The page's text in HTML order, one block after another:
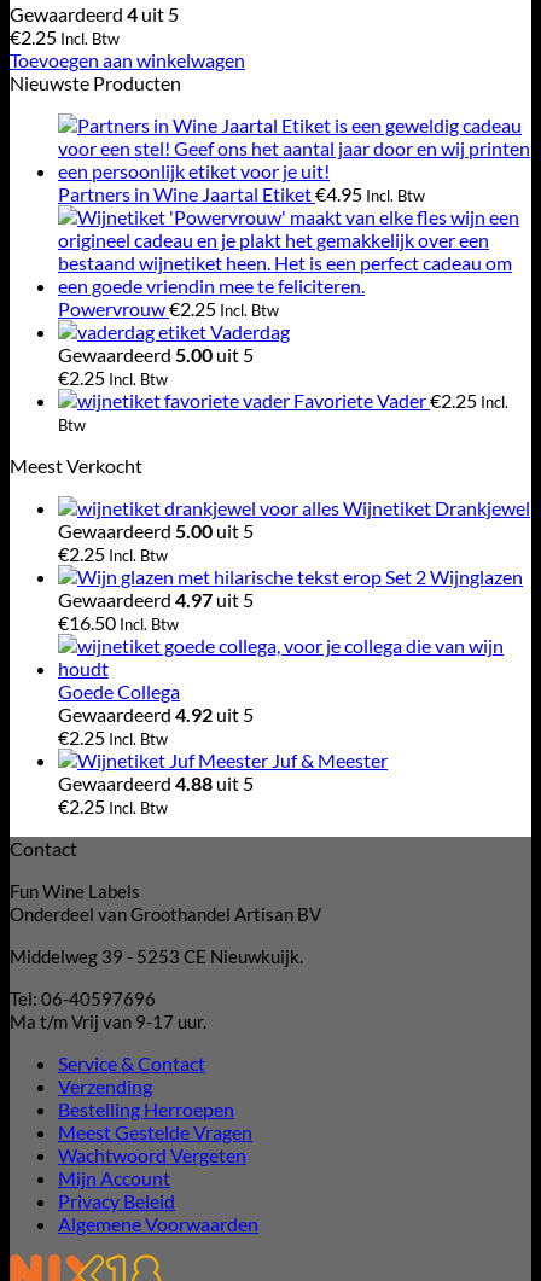
Gewaardeerd 4 uit 5
€2.25 Incl. Btw
Toevoegen aan winkelwagen
Nieuwste Producten
Partners in Wine Jaartal Etiket€4.95 Incl. Btw
Powervrouw€2.25 Incl. Btw
Vaderdag
Gewaardeerd 5.00 uit 5
€2.25 Incl. Btw
Favoriete Vader€2.25 Incl.
Btw
Meest Verkocht
Wijnetiket Drankjewel
Gewaardeerd 5.00 uit 5
€2.25 Incl. Btw
Set 2 Wijnglazen
Gewaardeerd 4.97 uit 5
€16.50 Incl. Btw
Goede Collega
Gewaardeerd 4.92 uit 5
€2.25 Incl. Btw
Juf & Meester
Gewaardeerd 4.88 uit 5
€2.25 Incl. Btw
Contact
Fun Wine Labels
Onderdeel van Groothandel Artisan BV
Middelweg 39 - 5253 CE Nieuwkuijk.
Tel: 06-40597696
Ma t/m Vrij van 9-17 uur.
Service & Contact
Verzending
Bestelling Herroepen
Meest Gestelde Vragen
Wachtwoord Vergeten
Mijn Account
Privacy Beleid
Algemene Voorwaarden